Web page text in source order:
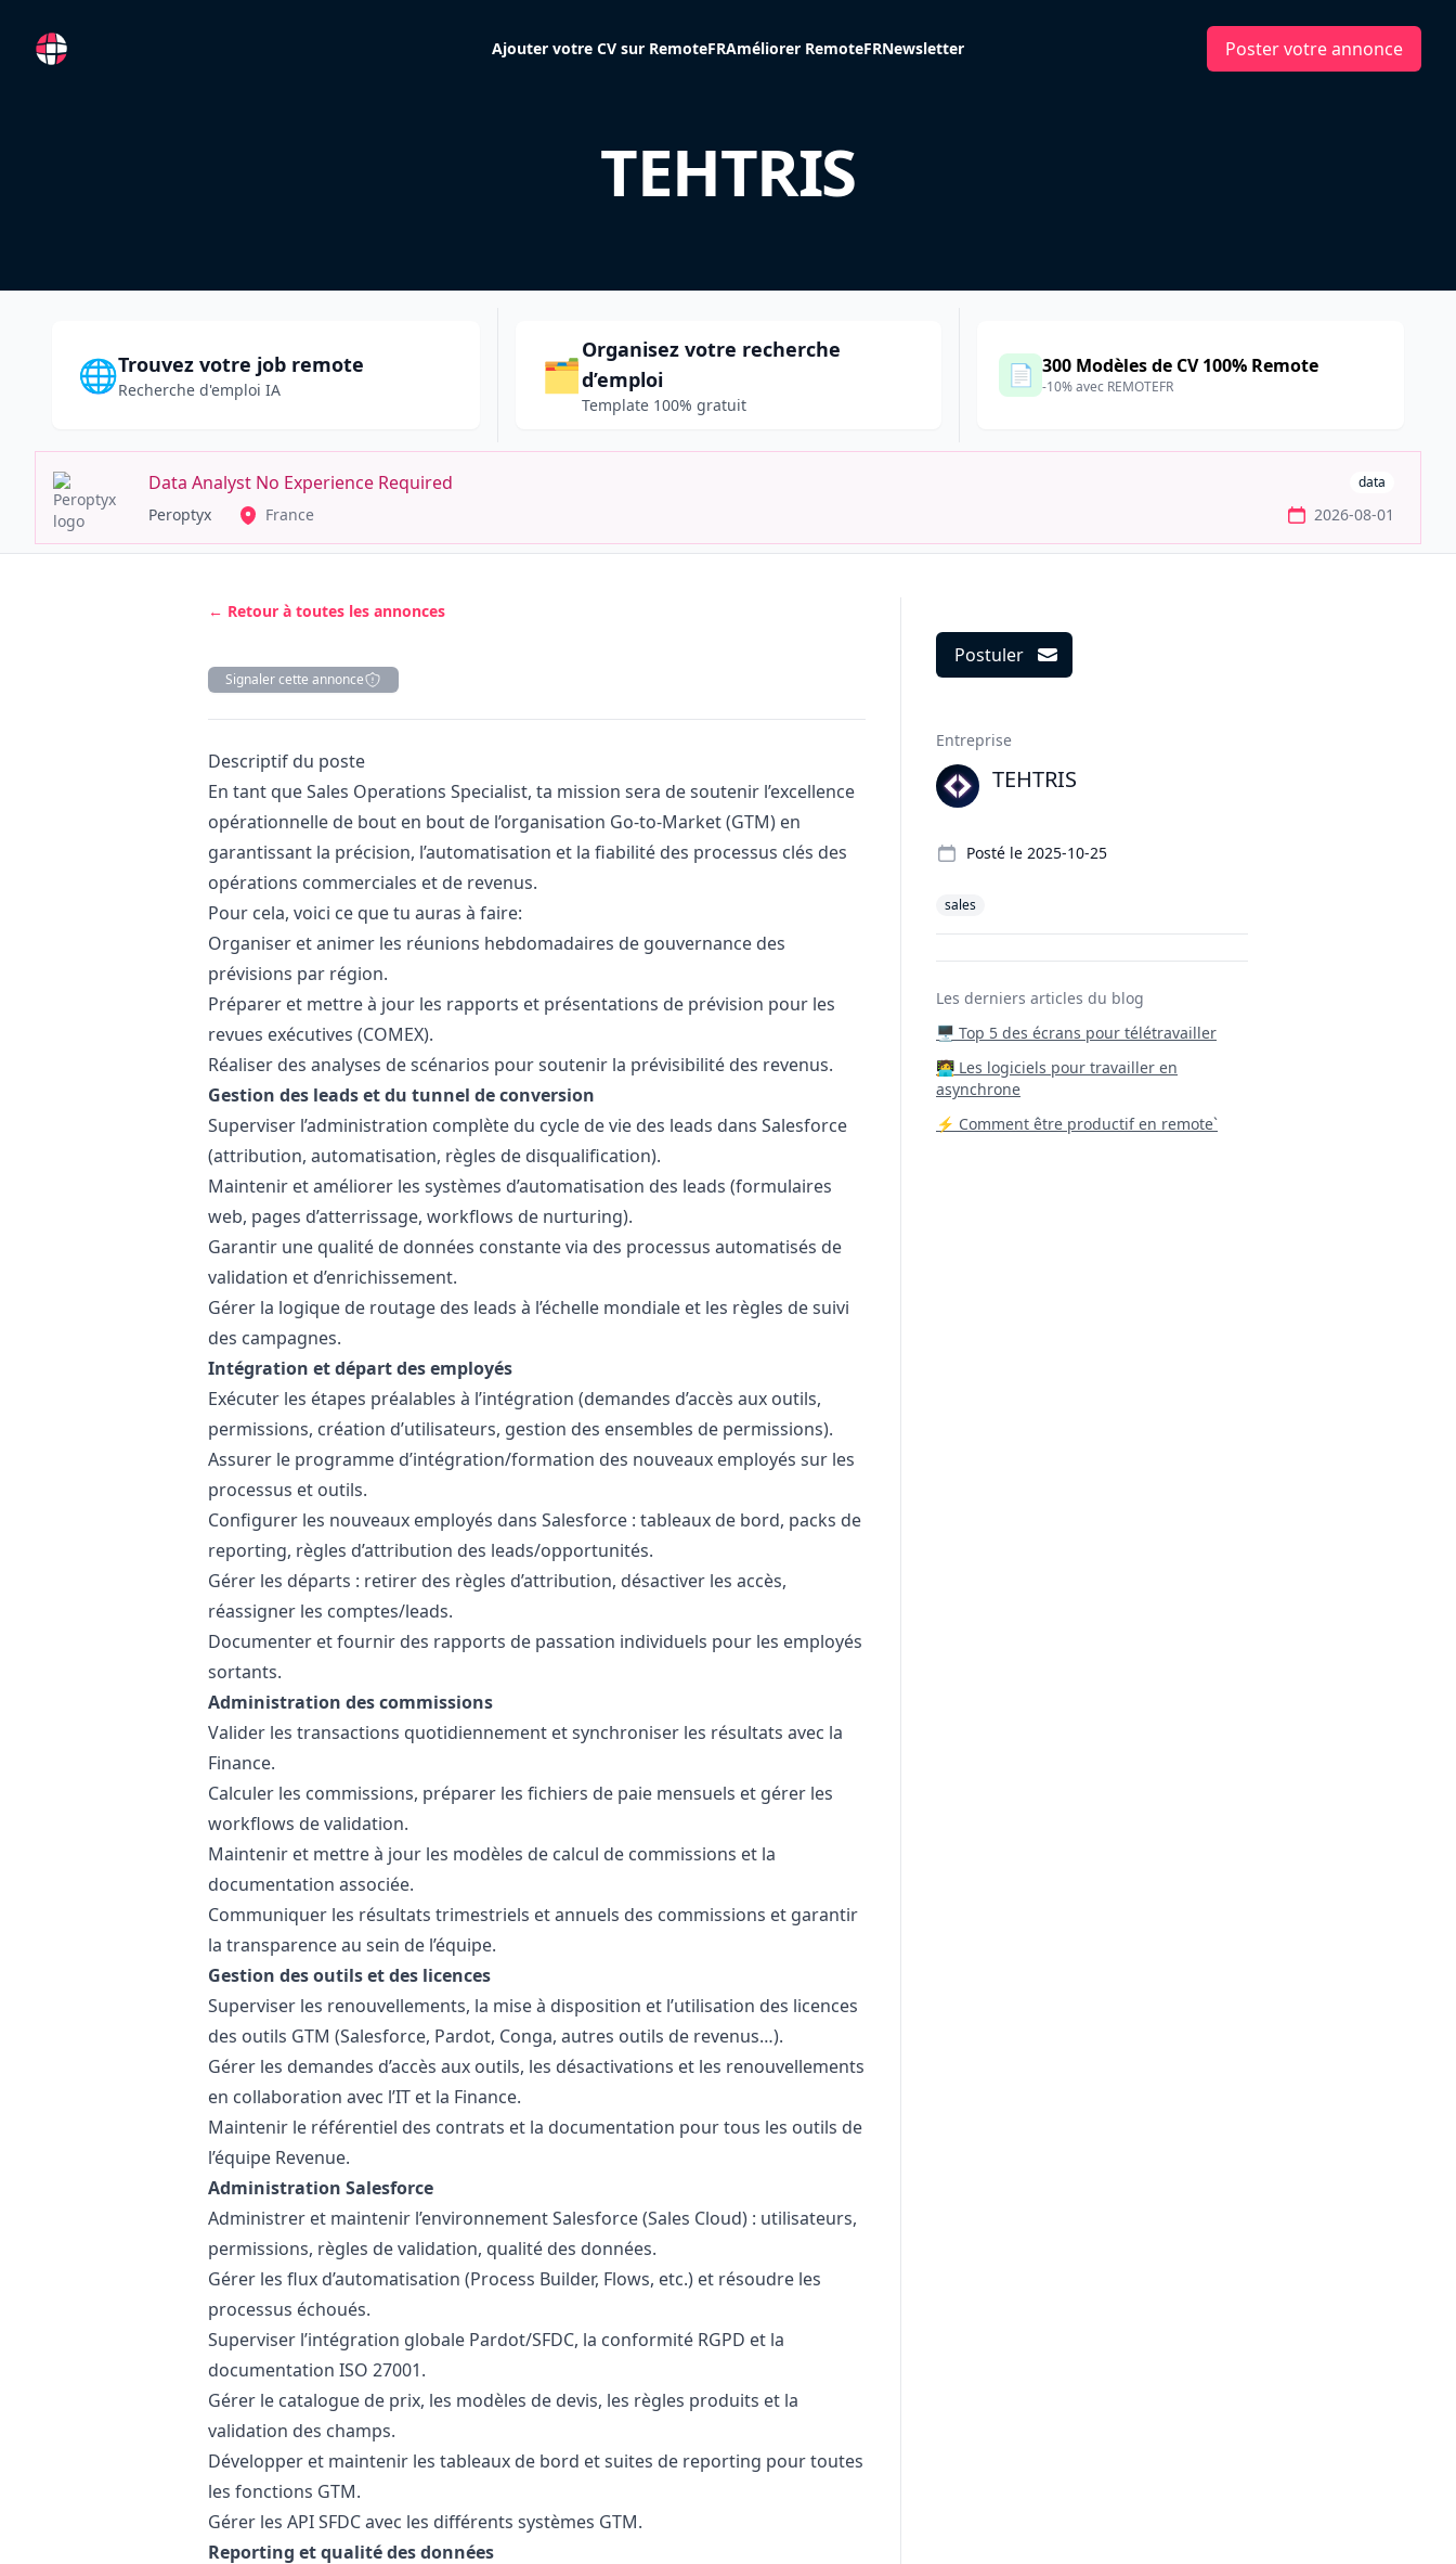
RemoteFR Ajouter votre CV sur RemoteFRAméliorer RemoteFRNewsletter Poster votre annonce
TEHTRIS
🌐Trouvez votre job remote
Recherche d'emploi IA 🗂️
Organisez votre recherche
d’emploi
Template 100% gratuit
📄 300 Modèles de CV 100% Remote
-10% avec REMOTEFR
Data Analyst No Experience Required data
Peroptyx France 2026-08-01
← Retour à toutes les annonces
Signaler cette annonce
Description
Descriptif du poste
En tant que Sales Operations Specialist, ta mission sera de soutenir l’excellence
opérationnelle de bout en bout de l’organisation Go-to-Market (GTM) en
garantissant la précision, l’automatisation et la fiabilité des processus clés des
opérations commerciales et de revenus.
Pour cela, voici ce que tu auras à faire:
Organiser et animer les réunions hebdomadaires de gouvernance des
prévisions par région.
Préparer et mettre à jour les rapports et présentations de prévision pour les
revues exécutives (COMEX).
Réaliser des analyses de scénarios pour soutenir la prévisibilité des revenus.
Gestion des leads et du tunnel de conversion
Superviser l’administration complète du cycle de vie des leads dans Salesforce
(attribution, automatisation, règles de disqualification).
Maintenir et améliorer les systèmes d’automatisation des leads (formulaires
web, pages d’atterrissage, workflows de nurturing).
Garantir une qualité de données constante via des processus automatisés de
validation et d’enrichissement.
Gérer la logique de routage des leads à l’échelle mondiale et les règles de suivi
des campagnes.
Intégration et départ des employés
Exécuter les étapes préalables à l’intégration (demandes d’accès aux outils,
permissions, création d’utilisateurs, gestion des ensembles de permissions).
Assurer le programme d’intégration/formation des nouveaux employés sur les
processus et outils.
Configurer les nouveaux employés dans Salesforce : tableaux de bord, packs de
reporting, règles d’attribution des leads/opportunités.
Gérer les départs : retirer des règles d’attribution, désactiver les accès,
réassigner les comptes/leads.
Documenter et fournir des rapports de passation individuels pour les employés
sortants.
Administration des commissions
Valider les transactions quotidiennement et synchroniser les résultats avec la
Finance.
Calculer les commissions, préparer les fichiers de paie mensuels et gérer les
workflows de validation.
Maintenir et mettre à jour les modèles de calcul de commissions et la
documentation associée.
Communiquer les résultats trimestriels et annuels des commissions et garantir
la transparence au sein de l’équipe.
Gestion des outils et des licences
Superviser les renouvellements, la mise à disposition et l’utilisation des licences
des outils GTM (Salesforce, Pardot, Conga, autres outils de revenus…).
Gérer les demandes d’accès aux outils, les désactivations et les renouvellements
en collaboration avec l’IT et la Finance.
Maintenir le référentiel des contrats et la documentation pour tous les outils de
l’équipe Revenue.
Administration Salesforce
Administrer et maintenir l’environnement Salesforce (Sales Cloud) : utilisateurs,
permissions, règles de validation, qualité des données.
Gérer les flux d’automatisation (Process Builder, Flows, etc.) et résoudre les
processus échoués.
Superviser l’intégration globale Pardot/SFDC, la conformité RGPD et la
documentation ISO 27001.
Gérer le catalogue de prix, les modèles de devis, les règles produits et la
validation des champs.
Développer et maintenir les tableaux de bord et suites de reporting pour toutes
les fonctions GTM.
Gérer les API SFDC avec les différents systèmes GTM.
Reporting et qualité des données
Postuler
Entreprise
TEHTRIS
Posté le 2025-10-25
sales
Les derniers articles du blog
🖥️ Top 5 des écrans pour télétravailler
‍🧑‍💻 Les logiciels pour travailler en
asynchrone
⚡ Comment être productif en remote`